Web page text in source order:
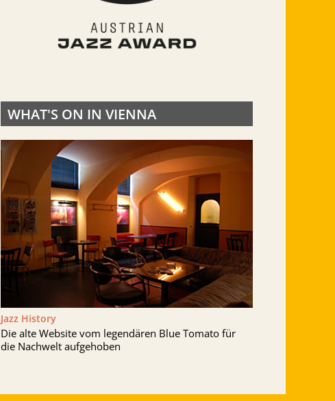
WHAT'S ON IN VIENNA
Jazz History
Die alte Website vom legendären Blue Tomato für
die Nachwelt aufgehoben